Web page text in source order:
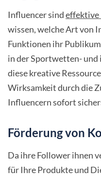
Influencer sindeffektive
wissen, welche Art von
Funktionen ihr
in der Sportwetten- und
diese kreative
Wirksamkeit durch die
Influencern sofort
Förderung von
Da ihre Follower ihnen
für Ihre Produkte und